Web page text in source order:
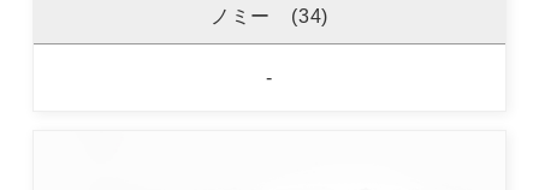
ノミー (34)
-